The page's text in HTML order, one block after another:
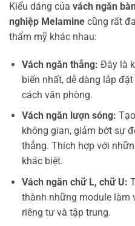
Kiểu dáng của vách ngăn
nghiệp Melamine cũng rất
thẩm mỹ khác nhau:
Vách ngăn thẳng: Đây là
biến nhất, dễ dàng lắp
cách văn phòng.
Vách ngăn lượn sóng:
không gian, giảm bớt sự
thẳng. Thích hợp với
khác biệt.
Vách ngăn chữ L, chữ U:
thành những module làm
riêng tư và tập trung.